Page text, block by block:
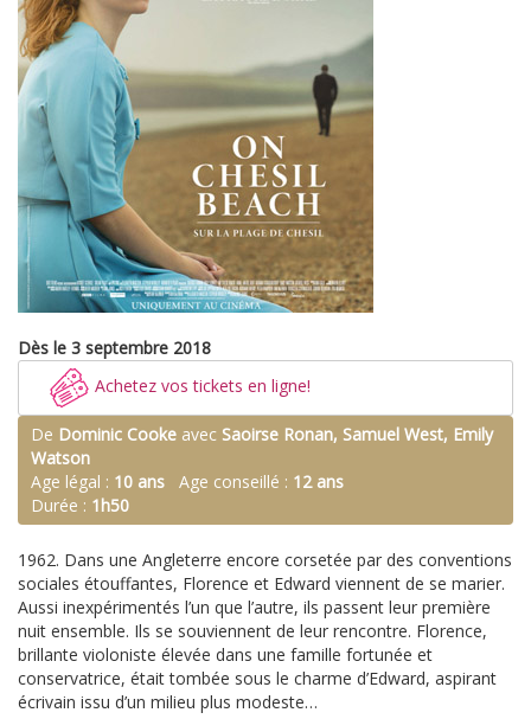
Dès le 3 septembre 2018
Achetez vos tickets en ligne!
De Dominic Cooke avec Saoirse Ronan, Samuel West, Emily
Watson
Age légal : 10 ans Age conseillé : 12 ans
Durée : 1h50
1962. Dans une Angleterre encore corsetée par des conventions
sociales étouffantes, Florence et Edward viennent de se marier.
Aussi inexpérimentés l’un que l’autre, ils passent leur première
nuit ensemble. Ils se souviennent de leur rencontre. Florence,
brillante violoniste élevée dans une famille fortunée et
conservatrice, était tombée sous le charme d’Edward, aspirant
écrivain issu d’un milieu plus modeste…